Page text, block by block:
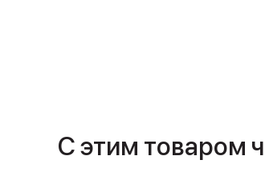
С этим товаром